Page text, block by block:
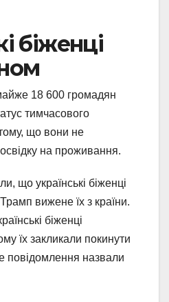
біженці
18 600 громадян
тимчасового
що вони не
на проживання.
що українські біженці
вижене їх з країни.
біженці
їх закликали покинути
повідомлення назвали